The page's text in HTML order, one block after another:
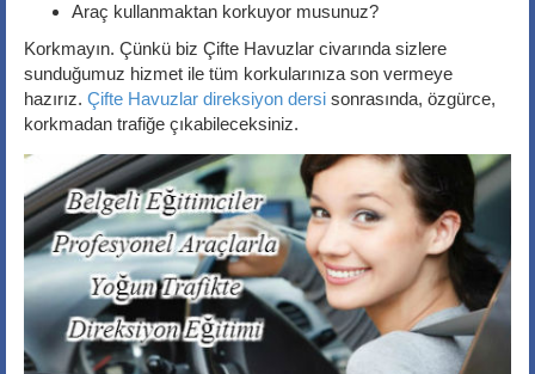
Araç kullanmaktan korkuyor musunuz?
Korkmayın. Çünkü biz Çifte Havuzlar civarında sizlere
sunduğumuz hizmet ile tüm korkularınıza son vermeye
hazırız. Çifte Havuzlar direksiyon dersi sonrasında, özgürce,
korkmadan trafiğe çıkabileceksiniz.